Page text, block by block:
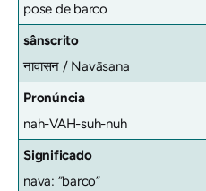
pose de barco
sânscrito
नावासन / Navāsana
Pronúncia
nah-VAH-suh-nuh
Significado
nava: “barco”